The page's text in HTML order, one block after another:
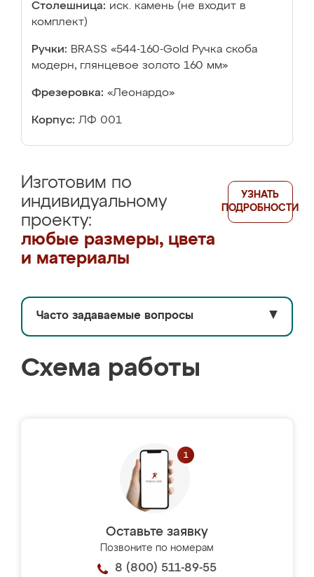
Столешница: иск. камень (не входит в
комплект)
Ручки: BRASS «544-160-Gold Ручка скоба
модерн, глянцевое золото 160 мм»
Фрезеровка: «Леонардо»
Корпус: ЛФ 001
Изготовим по
индивидуальному
проекту:
любые размеры, цвета
и материалы
УЗНАТЬ
ПОДРОБНОСТИ
Часто задаваемые вопросы ▼
Схема работы
Оставьте заявку
Позвоните по номерам
8 (800) 511-89-55